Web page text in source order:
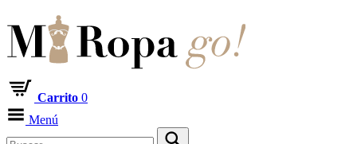
Carrito 0
Menú